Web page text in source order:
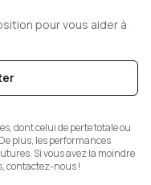
pour vous aider à
dont celui de perte totale ou
plus, les performances
Si vous avez la moindre
contactez-nous !